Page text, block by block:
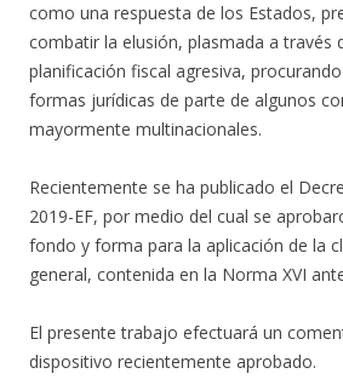
como una respuesta de los Estados,
combatir la elusión, plasmada a través
planificación fiscal agresiva,
formas jurídicas de parte de algunos
mayormente multinacionales.
Recientemente se ha publicado el
2019-EF, por medio del cual se
fondo y forma para la aplicación de la
general, contenida en la Norma XVI
El presente trabajo efectuará un
dispositivo recientemente aprobado.